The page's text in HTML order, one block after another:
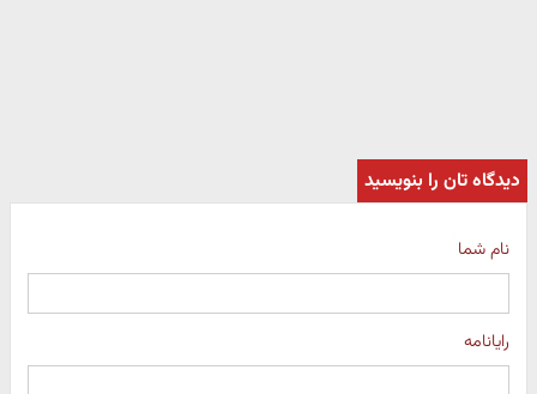
دیدگاه تان را بنویسید
نام شما
رایانامه